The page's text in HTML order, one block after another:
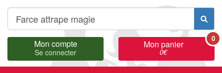
Mon compte
Se connecter
Mon panier
0€
0